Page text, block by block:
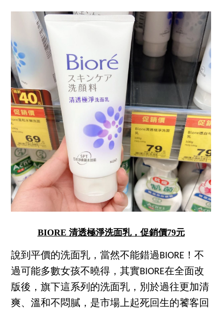
BIORE 清透極淨洗面乳，促銷價79元
說到平價的洗面乳，當然不能錯過BIORE！不
過可能多數女孩不曉得，其實BIORE在全面改
版後，旗下這系列的洗面乳，別於過往更加清
爽、溫和不悶膩，是市場上起死回生的饕客回